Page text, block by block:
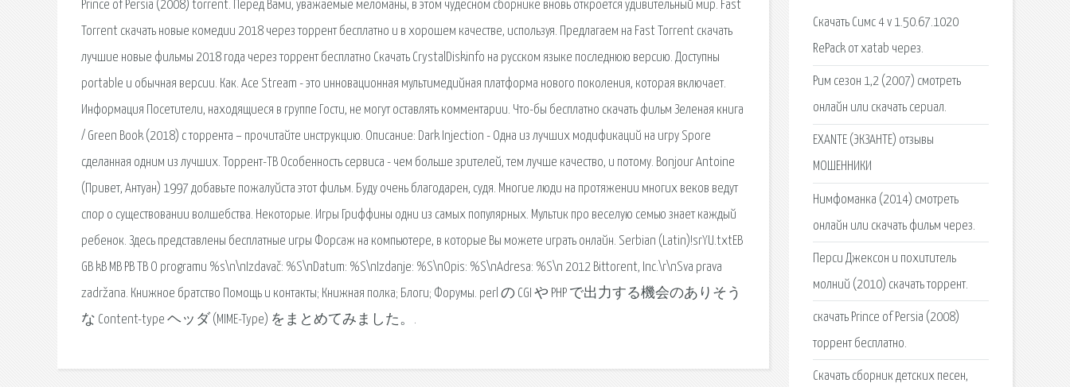
Prince of Persia (2008) torrent. Перед Вами, уважаемые меломаны, в этом чудесном сборнике вновь откроется удивительный мир. Fast
Torrent скачать новые комедии 2018 через торрент бесплатно и в хорошем качестве, используя. Предлагаем на Fast Torrent скачать
лучшие новые фильмы 2018 года через торрент бесплатно Скачать CrystalDiskinfo на русском языке последнюю версию. Доступны
portable и обычная версии. Как. Ace Stream - это инновационная мультимедийная платформа нового поколения, которая включает.
Информация Посетители, находящиеся в группе Гости, не могут оставлять комментарии. Что-бы бесплатно скачать фильм Зеленая книга
/ Green Book (2018) с торрента – прочитайте инструкцию. Описание: Dark Injection - Одна из лучших модификаций на игру Spore
сделанная одним из лучших. Торрент-ТВ Особенность сервиса - чем больше зрителей, тем лучше качество, и потому. Bonjour Antoine
(Привет, Антуан) 1997 добавьте пожалуйста этот фильм. Буду очень благодарен, судя. Многие люди на протяжении многих веков ведут
спор о существовании волшебства. Некоторые. Игры Гриффины одни из самых популярных. Мультик про веселую семью знает каждый
ребенок. Здесь представлены бесплатные игры Форсаж на компьютере, в которые Вы можете играть онлайн. Serbian (Latin)!srYU.txtEB
GB kB MB PB TB O programu %s\n\nIzdavač: %S\nDatum: %S\nIzdanje: %S\nOpis: %S\nAdresa: %S\n 2012 Bittorent, Inc.\r\nSva prava
zadržana. Книжное братство Помощь и контакты; Книжная полка; Блоги; Форумы. perl の CGI や PHP で出力する機会のありそう
な Content-type ヘッダ (MIME-Type) をまとめてみました。.
Скачать Симс 4 v 1.50.67.1020
RePack от xatab через.
Рим сезон 1,2 (2007) смотреть
онлайн или скачать сериал.
EXANTE (ЭКЗАНТЕ) отзывы
МОШЕННИКИ
Нимфоманка (2014) смотреть
онлайн или скачать фильм через.
Перси Джексон и похититель
молний (2010) скачать торрент.
скачать Prince of Persia (2008)
торрент бесплатно.
Скачать сборник детских песен,